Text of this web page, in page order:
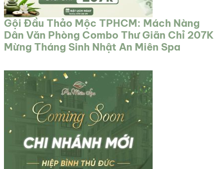
Gội Đầu Thảo Mộc TPHCM: Mách Nàng
Dân Văn Phòng Combo Thư Giãn Chỉ 207K
Mừng Tháng Sinh Nhật An Miên Spa